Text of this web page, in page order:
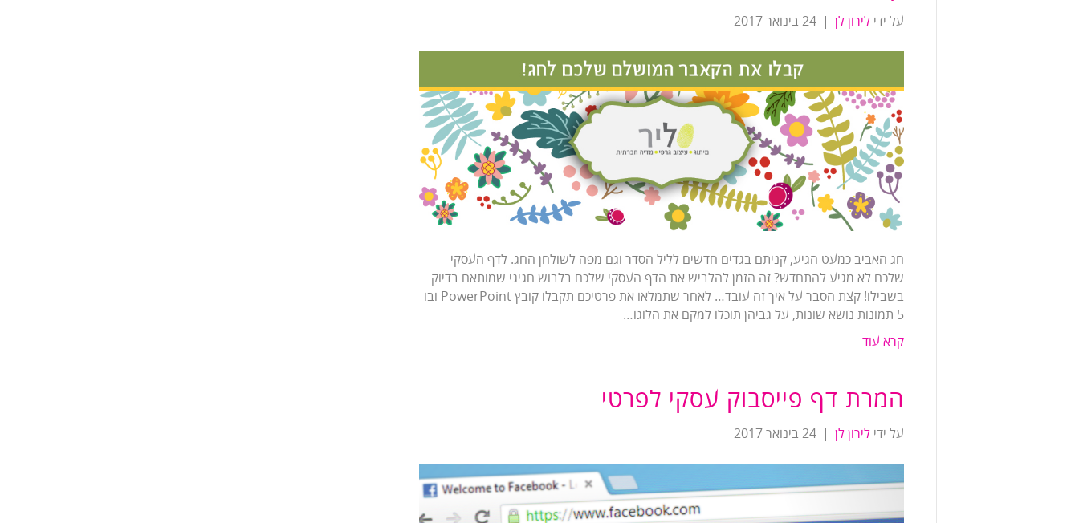
על ידי לירון לן 24 בינואר 2017
חג האביב כמעט הגיע, קניתם בגדים חדשים לליל הסדר וגם מפה לשולחן החג. לדף העסקי
שלכם לא מגיע להתחדש? זה הזמן להלביש את הדף העסקי שלכם בלבוש חגיגי שמותאם בדיוק
בשבילו! קצת הסבר על איך זה עובד… לאחר שתמלאו את פרטיכם תקבלו קובץ PowerPoint ובו
5 תמונות נושא שונות, על גביהן תוכלו למקם את הלוגו…
קרא עוד
המרת דף פייסבוק עסקי לפרטי
על ידי לירון לן 24 בינואר 2017